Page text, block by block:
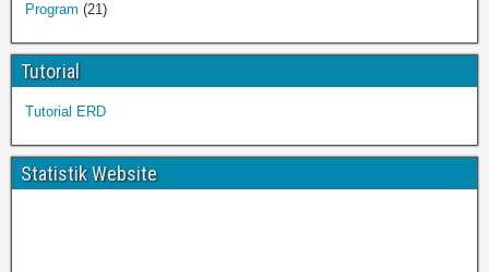
Program (21)
Tutorial
Tutorial ERD
Statistik Website